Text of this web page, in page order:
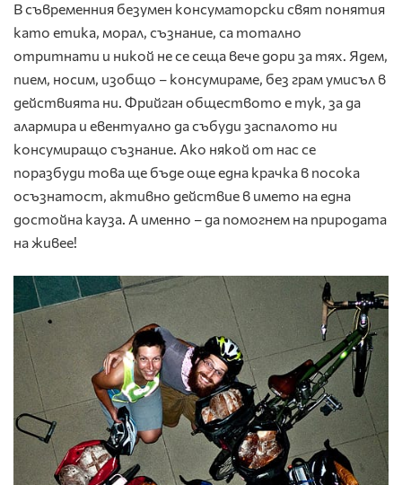
В съвременния безумен консуматорски свят понятия
като етика, морал, съзнание, са тотално
отритнати и никой не се сеща вече дори за тях. Ядем,
пием, носим, изобщо – консумираме, без грам умисъл в
действията ни. Фрийган обществото е тук, за да
алармира и евентуално да събуди заспалото ни
консумиращо съзнание. Ако някой от нас се
поразбуди това ще бъде още една крачка в посока
осъзнатост, активно действие в името на една
достойна кауза. А именно – да помогнем на природата
на живее!